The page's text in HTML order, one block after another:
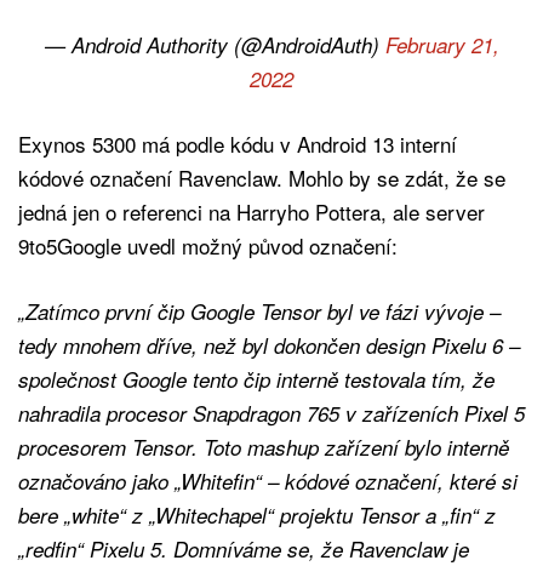
— Android Authority (@AndroidAuth) February 21,
2022
Exynos 5300 má podle kódu v Android 13 interní
kódové označení Ravenclaw. Mohlo by se zdát, že se
jedná jen o referenci na Harryho Pottera, ale server
9to5Google uvedl možný původ označení:
„Zatímco první čip Google Tensor byl ve fázi vývoje –
tedy mnohem dříve, než byl dokončen design Pixelu 6 –
společnost Google tento čip interně testovala tím, že
nahradila procesor Snapdragon 765 v zařízeních Pixel 5
procesorem Tensor. Toto mashup zařízení bylo interně
označováno jako „Whitefin“ – kódové označení, které si
bere „white“ z „Whitechapel“ projektu Tensor a „fin“ z
„redfin“ Pixelu 5. Domníváme se, že Ravenclaw je